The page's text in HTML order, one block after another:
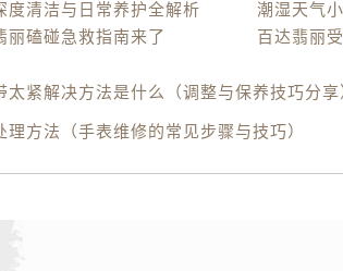
度清洁与日常养护全解析
潮湿天气
丽磕碰急救指南来了
百达翡丽
太紧解决方法是什么（调整与保养技巧分享
理方法（手表维修的常见步骤与技巧）